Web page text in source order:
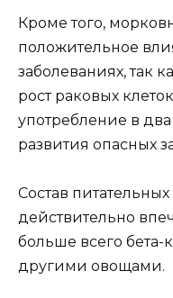
Кроме того,
положительное
заболеваниях, так
рост раковых
употребление в
развития опасных
Состав
действительно
больше всего
другими овощами.